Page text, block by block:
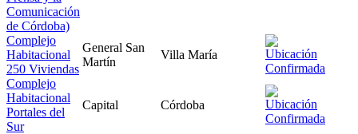
Comunicación
de Córdoba)
Complejo
Habitacional
250 Viviendas
General San
Martín
Villa María
Complejo
Habitacional
Portales del
Sur
Capital Córdoba